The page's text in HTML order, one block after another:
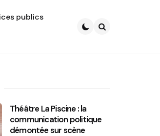
publics
Théâtre La Piscine : la
communication politique
démontée sur scène